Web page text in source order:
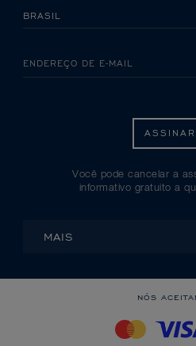
ENDEREÇO DE E-MAIL
ASSINAR
Você pode cancelar a
informativo gratuito a
MAIS
NÓS